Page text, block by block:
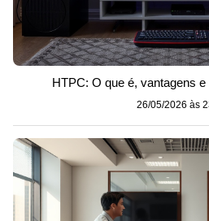
HTPC: O que é, vantagens
26/05/2026 às